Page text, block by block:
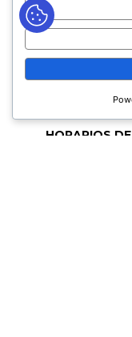
REDES
TELÉFONOS
(+57) 317-700-
HORARIOS